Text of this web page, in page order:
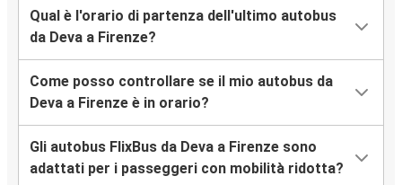
Qual è l'orario di partenza dell'ultimo autobus
da Deva a Firenze?
Come posso controllare se il mio autobus da
Deva a Firenze è in orario?
Gli autobus FlixBus da Deva a Firenze sono
adattati per i passeggeri con mobilità ridotta?